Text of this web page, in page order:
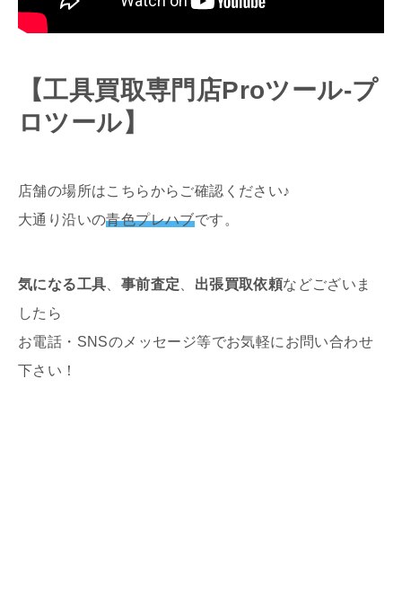
【工具買取専門店Proツール-プ
ロツール】
店舗の場所はこちらからご確認ください♪
大通り沿いの青色プレハブです。
気になる工具 事前査定 出張買取依頼などございま
したら
お電話・SNSのメッセージ等でお気軽にお問い合わせ
下さい！